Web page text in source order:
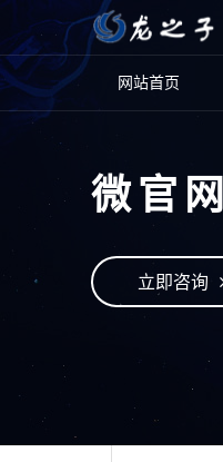
网站首页
微官
立即咨询